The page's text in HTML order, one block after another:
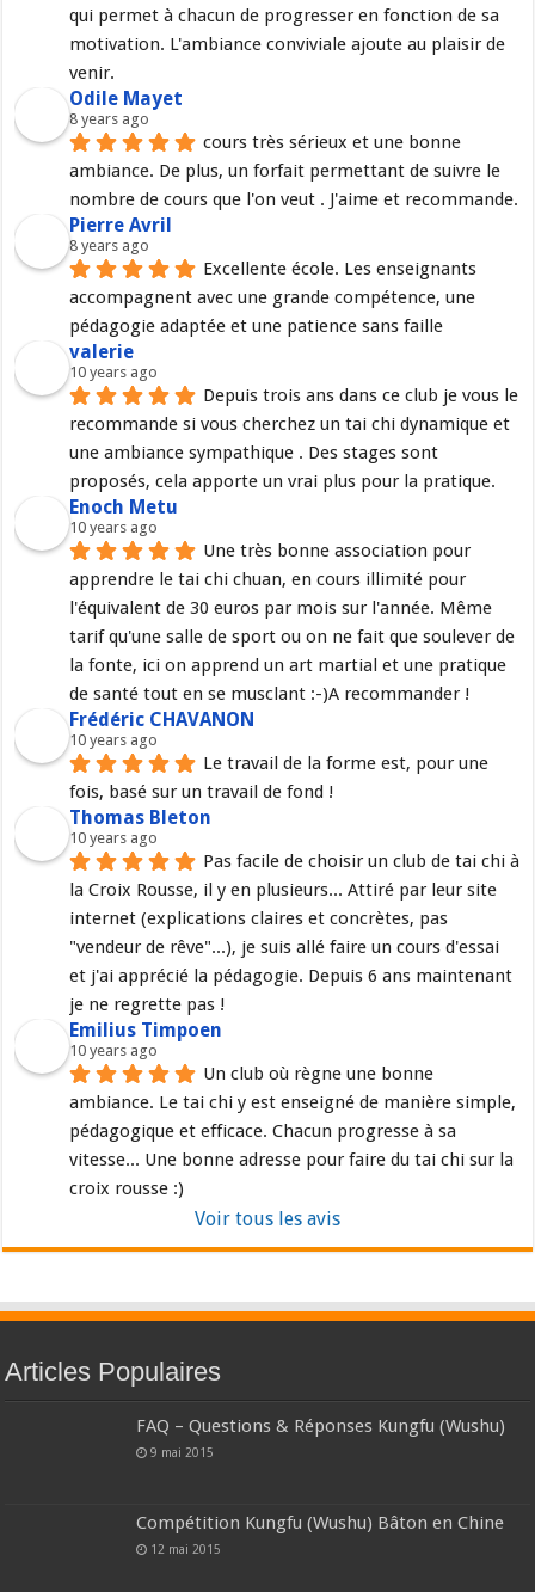
qui permet à chacun de progresser en fonction de sa
motivation. L'ambiance conviviale ajoute au plaisir de
venir.
Odile Mayet
8 years ago
cours très sérieux et une bonne
ambiance. De plus, un forfait permettant de suivre le
nombre de cours que l'on veut . J'aime et recommande.
Pierre Avril
8 years ago
Excellente école. Les enseignants
accompagnent avec une grande compétence, une
pédagogie adaptée et une patience sans faille
valerie
10 years ago
Depuis trois ans dans ce club je vous le
recommande si vous cherchez un tai chi dynamique et
une ambiance sympathique . Des stages sont
proposés, cela apporte un vrai plus pour la pratique.
Enoch Metu
10 years ago
Une très bonne association pour
apprendre le tai chi chuan, en cours illimité pour
l'équivalent de 30 euros par mois sur l'année. Même
tarif qu'une salle de sport ou on ne fait que soulever de
la fonte, ici on apprend un art martial et une pratique
de santé tout en se musclant :-)A recommander !
Frédéric CHAVANON
10 years ago
Le travail de la forme est, pour une
fois, basé sur un travail de fond !
Thomas Bleton
10 years ago
Pas facile de choisir un club de tai chi à
la Croix Rousse, il y en plusieurs... Attiré par leur site
internet (explications claires et concrètes, pas
"vendeur de rêve"...), je suis allé faire un cours d'essai
et j'ai apprécié la pédagogie. Depuis 6 ans maintenant
je ne regrette pas !
Emilius Timpoen
10 years ago
Un club où règne une bonne
ambiance. Le tai chi y est enseigné de manière simple,
pédagogique et efficace. Chacun progresse à sa
vitesse... Une bonne adresse pour faire du tai chi sur la
croix rousse :)
Voir tous les avis
Articles Populaires
FAQ – Questions & Réponses Kungfu (Wushu)
9 mai 2015
Compétition Kungfu (Wushu) Bâton en Chine
12 mai 2015